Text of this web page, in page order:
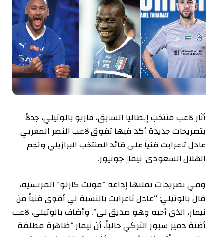
أثار لاعب منتخب إيطاليا السابق، ماريو بالوتيلي، جدلاً
بتصريحات جديدة أكد فيها تفوق لاعب النصر المغربي
عادل تاعرابت فنياً على قائد المنتخب البرازيلي ونجم
الهلال السعودي، نيمار جونيور.
وفي تصريحات نقلتها إذاعة “مونت كارلو” الفرنسية،
قال بالوتيلي: “عادل تاعرابت بالنسبة لي أقوى فنياً من
نيمار، الذي أحبه وهو صديق لي”. وأضاف بالوتيلي، لاعب
أضنة دمير سبور التركي حالياً، أن نيمار “ظاهرة مطلقة